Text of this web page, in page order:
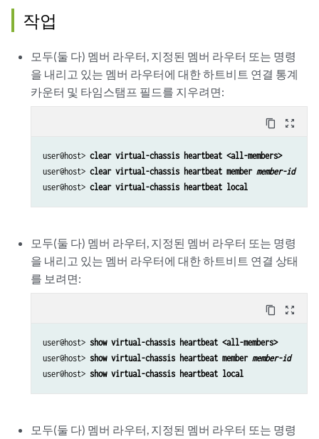
작업
모두(둘 다) 멤버 라우터, 지정된 멤버 라우터 또는 명령
을 내리고 있는 멤버 라우터에 대한 하트비트 연결 통계
카운터 및 타임스탬프 필드를 지우려면:
content_copy zoom_out_map
user@host> clear virtual-chassis heartbeat <all-members>
user@host> clear virtual-chassis heartbeat member member-id
user@host> clear virtual-chassis heartbeat local
모두(둘 다) 멤버 라우터, 지정된 멤버 라우터 또는 명령
을 내리고 있는 멤버 라우터에 대한 하트비트 연결 상태
를 보려면:
content_copy zoom_out_map
user@host> show virtual-chassis heartbeat <all-members>
user@host> show virtual-chassis heartbeat member member-id
user@host> show virtual-chassis heartbeat local
모두(둘 다) 멤버 라우터, 지정된 멤버 라우터 또는 명령